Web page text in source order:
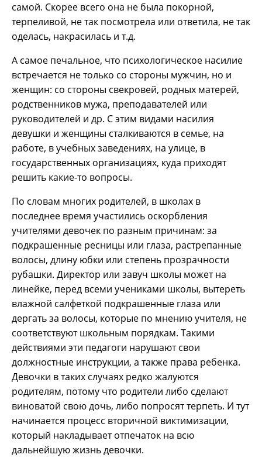
самой. Скорее всего она не была покорной,
терпеливой, не так посмотрела или ответила, не так
оделась, накрасилась и т.д.
А самое печальное, что психологическое насилие
встречается не только со стороны мужчин, но и
женщин: со стороны свекровей, родных матерей,
родственников мужа, преподавателей или
руководителей и др. С этим видами насилия
девушки и женщины сталкиваются в семье, на
работе, в учебных заведениях, на улице, в
государственных организациях, куда приходят
решить какие-то вопросы.
По словам многих родителей, в школах в
последнее время участились оскорбления
учителями девочек по разным причинам: за
подкрашенные ресницы или глаза, растрепанные
волосы, длину юбки или степень прозрачности
рубашки. Директор или завуч школы может на
линейке, перед всеми учениками школы, вытереть
влажной салфеткой подкрашенные глаза или
дергать за волосы, которые по мнению учителя, не
соответствуют школьным порядкам. Такими
действиями эти педагоги нарушают свои
должностные инструкции, а также права ребенка.
Девочки в таких случаях редко жалуются
родителям, потому что родители либо сделают
виноватой свою дочь, либо попросят терпеть. И тут
начинается процесс вторичной виктимизации,
который накладывает отпечаток на всю
дальнейшую жизнь девочки.